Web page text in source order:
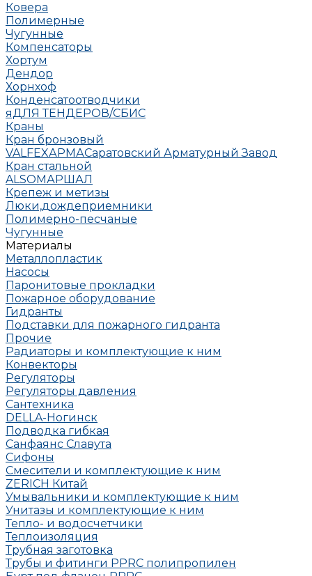
Ковера
Полимерные
Чугунные
Компенсаторы
Хортум
Дендор
Хорнхоф
Конденсатоотводчики
яДЛЯ ТЕНДЕРОВ/СБИС
Краны
Кран бронзовый
VALFEXАРМАСаратовский Арматурный Завод
Кран стальной
ALSOМАРШАЛ
Крепеж и метизы
Люки,дождеприемники
Полимерно-песчаные
Чугунные
Материалы
Металлопластик
Насосы
Паронитовые прокладки
Пожарное оборудование
Гидранты
Подставки для пожарного гидранта
Прочие
Радиаторы и комплектующие к ним
Конвекторы
Регуляторы
Регуляторы давления
Сантехника
DELLA-Ногинск
Подводка гибкая
Санфаянс Славута
Сифоны
Смесители и комплектующие к ним
ZERICH Китай
Умывальники и комплектующие к ним
Унитазы и комплектующие к ним
Тепло- и водосчетчики
Теплоизоляция
Трубная заготовка
Трубы и фитинги PPRC полипропилен